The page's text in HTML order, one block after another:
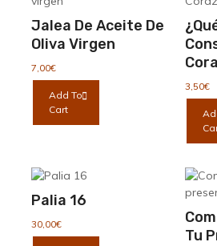
Jalea De Aceite De
Oliva Virgen
Valorado con
de 5
7,00€
Add To
Cart
3,50€
Palia 16
30,00€
Tu